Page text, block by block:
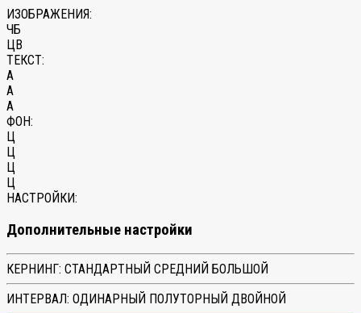
ИЗОБРАЖЕНИЯ:
ЧБ
ЦВ
ТЕКСТ:
A
A
A
ФОН:
Ц
Ц
Ц
Ц
НАСТРОЙКИ:
Дополнительные настройки
КЕРНИНГ: СТАНДАРТНЫЙ СРЕДНИЙ БОЛЬШОЙ
ИНТЕРВАЛ: ОДИНАРНЫЙ ПОЛУТОРНЫЙ ДВОЙНОЙ